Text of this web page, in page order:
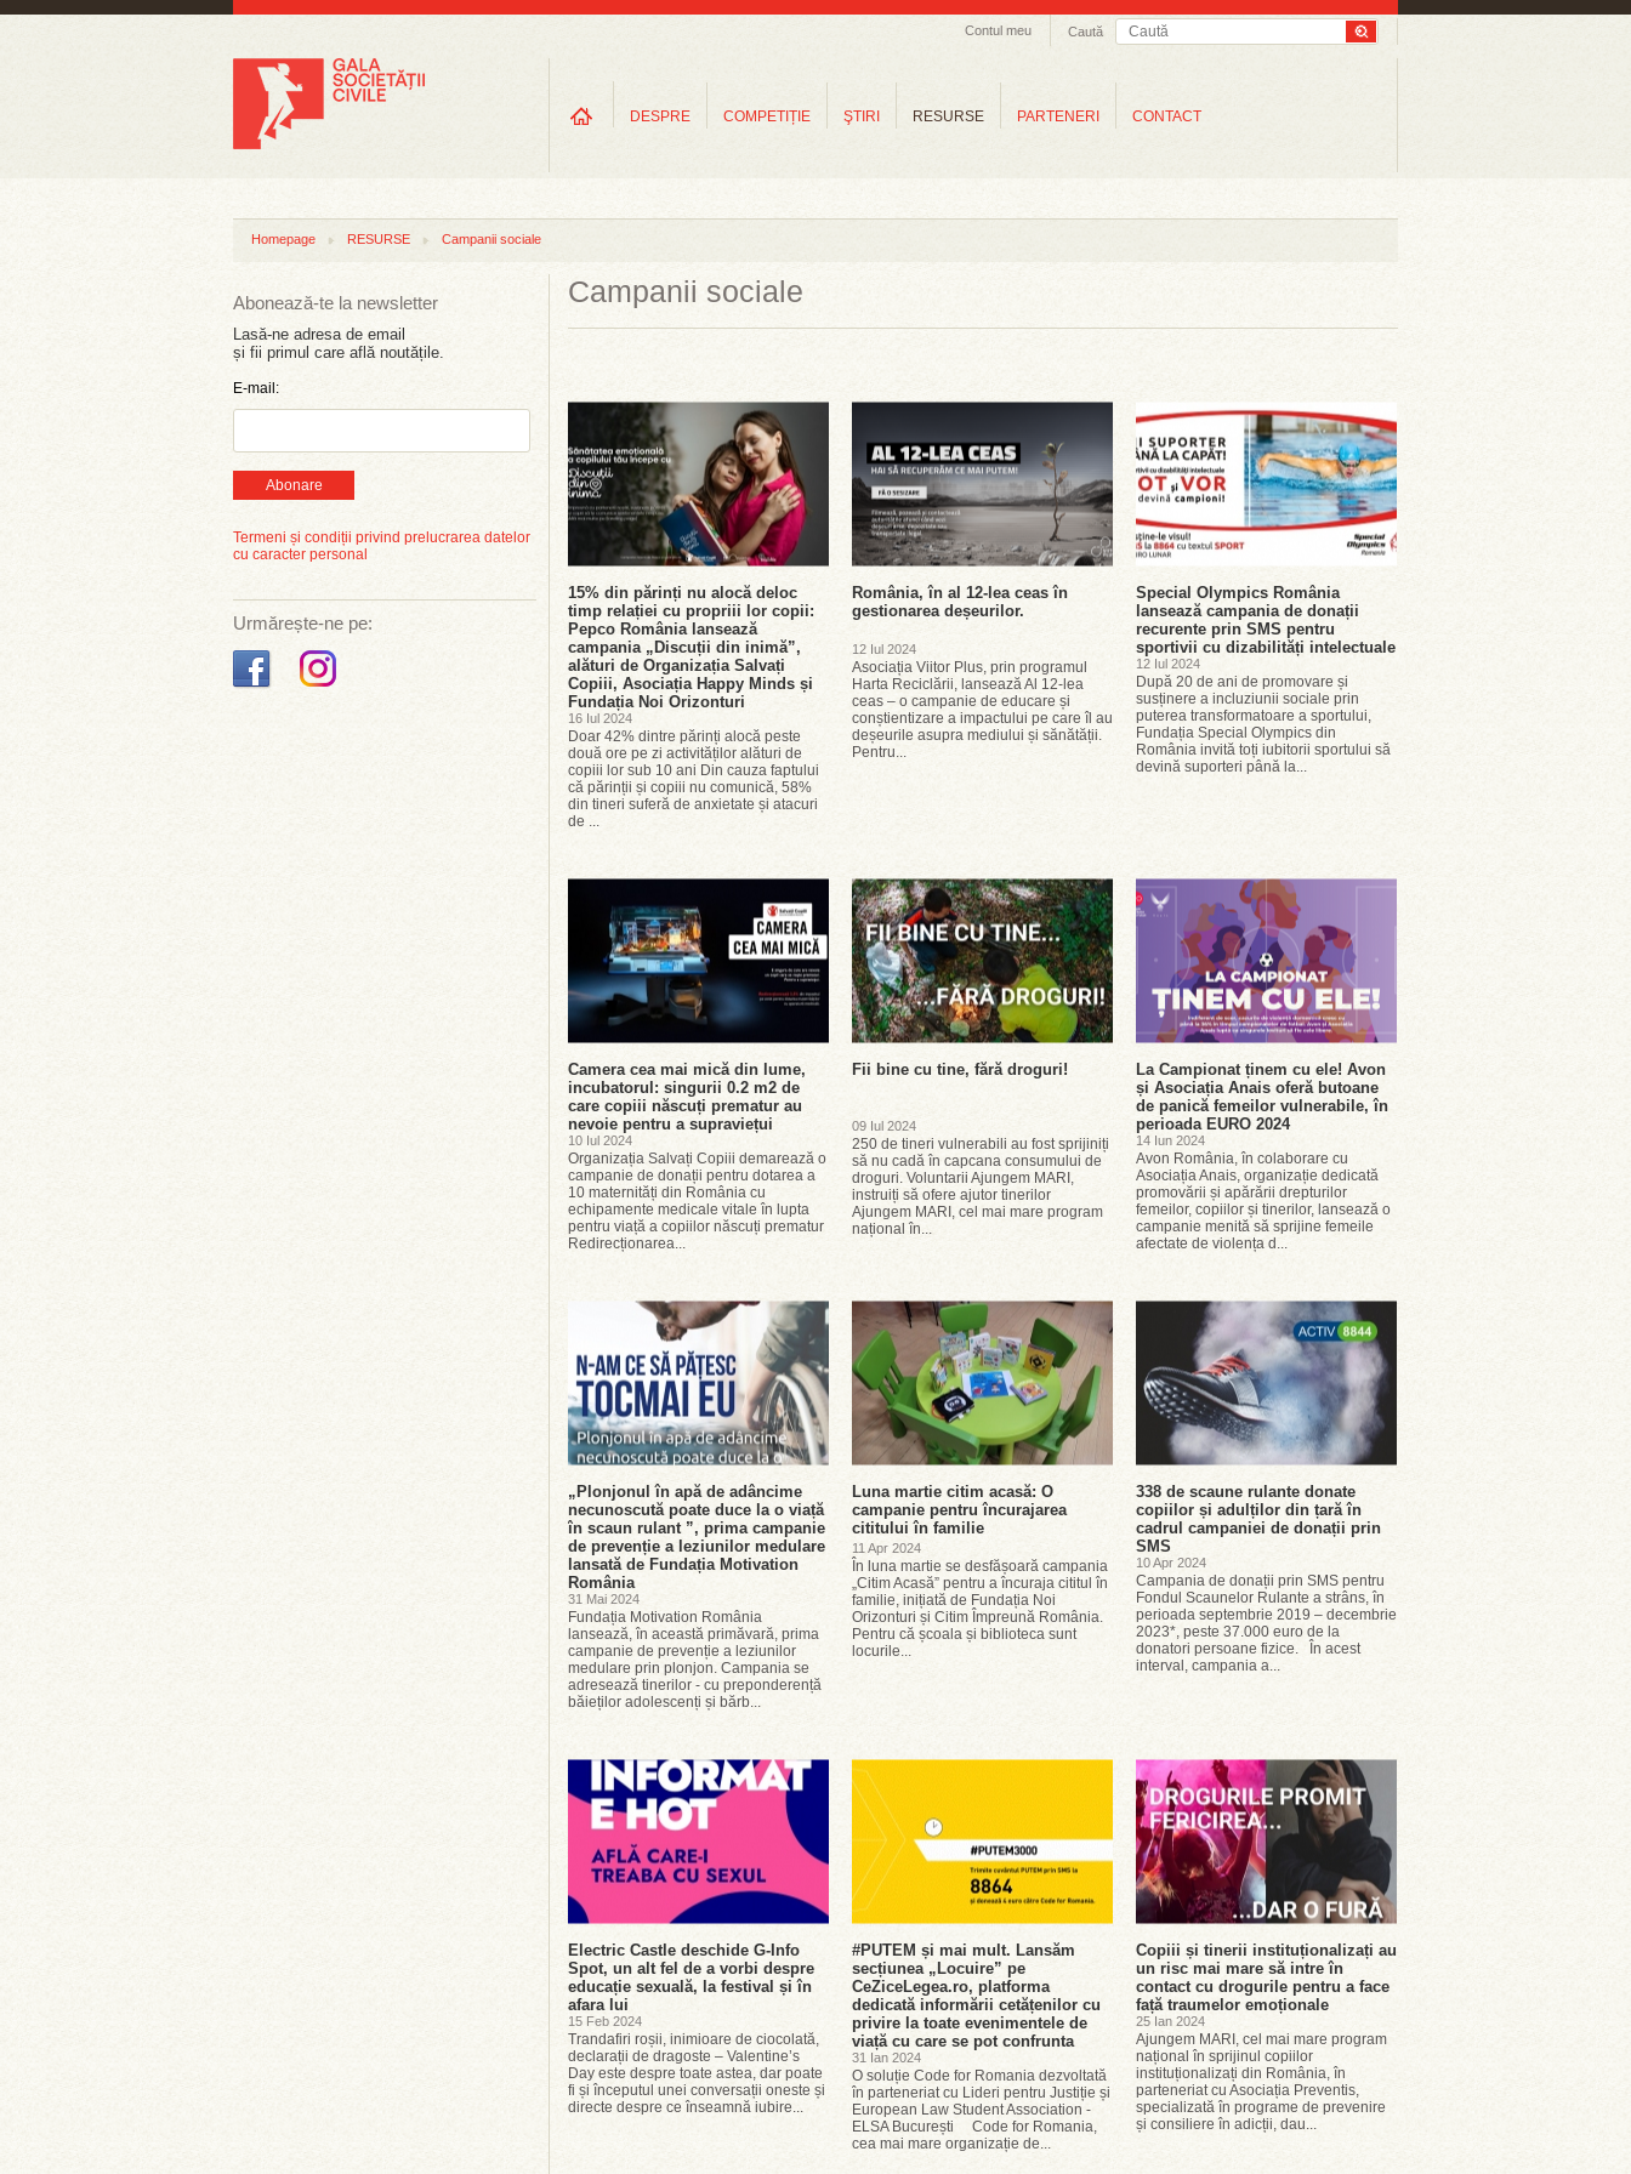
Caută
Contul meu
DESPRE COMPETIȚIE ŞTIRI RESURSE PARTENERI CONTACT
Homepage RESURSE Campanii sociale
Abonează-te la newsletter
Lasă-ne adresa de email
și fii primul care află noutățile.
E-mail:
Abonare
Termeni și condiții privind prelucrarea datelor
cu caracter personal
Urmărește-ne pe:
Campanii sociale
15% din părinți nu alocă deloc
timp relației cu propriii lor copii:
Pepco România lansează
campania „Discuții din inimă”,
alături de Organizația Salvați
Copiii, Asociația Happy Minds și
Fundația Noi Orizonturi
16 Iul 2024
Doar 42% dintre părinți alocă peste
două ore pe zi activităților alături de
copiii lor sub 10 ani Din cauza faptului
că părinții și copiii nu comunică, 58%
din tineri suferă de anxietate și atacuri
de ...
România, în al 12-lea ceas în
gestionarea deșeurilor.
12 Iul 2024
Asociația Viitor Plus, prin programul
Harta Reciclării, lansează Al 12-lea
ceas – o campanie de educare și
conștientizare a impactului pe care îl au
deșeurile asupra mediului și sănătății.
Pentru...
Special Olympics România
lansează campania de donații
recurente prin SMS pentru
sportivii cu dizabilități intelectuale
12 Iul 2024
După 20 de ani de promovare și
susținere a incluziunii sociale prin
puterea transformatoare a sportului,
Fundația Special Olympics din
România invită toți iubitorii sportului să
devină suporteri până la...
Camera cea mai mică din lume,
incubatorul: singurii 0.2 m2 de
care copiii născuți prematur au
nevoie pentru a supraviețui
10 Iul 2024
Organizația Salvați Copiii demarează o
campanie de donații pentru dotarea a
10 maternități din România cu
echipamente medicale vitale în lupta
pentru viață a copiilor născuți prematur
Redirecționarea...
Fii bine cu tine, fără droguri!
09 Iul 2024
250 de tineri vulnerabili au fost sprijiniți
să nu cadă în capcana consumului de
droguri. Voluntarii Ajungem MARI,
instruiți să ofere ajutor tinerilor
Ajungem MARI, cel mai mare program
național în...
La Campionat ținem cu ele! Avon
și Asociația Anais oferă butoane
de panică femeilor vulnerabile, în
perioada EURO 2024
14 Iun 2024
Avon România, în colaborare cu
Asociația Anais, organizație dedicată
promovării și apărării drepturilor
femeilor, copiilor și tinerilor, lansează o
campanie menită să sprijine femeile
afectate de violența d...
„Plonjonul în apă de adâncime
necunoscută poate duce la o viață
în scaun rulant ”, prima campanie
de prevenție a leziunilor medulare
lansată de Fundația Motivation
România
31 Mai 2024
Fundația Motivation România
lansează, în această primăvară, prima
campanie de prevenție a leziunilor
medulare prin plonjon. Campania se
adresează tinerilor - cu preponderență
băieților adolescenți și bărb...
Luna martie citim acasă: O
campanie pentru încurajarea
cititului în familie
11 Apr 2024
În luna martie se desfășoară campania
„Citim Acasă” pentru a încuraja cititul în
familie, inițiată de Fundația Noi
Orizonturi și Citim Împreună România.
Pentru că școala și biblioteca sunt
locurile...
338 de scaune rulante donate
copiilor și adulților din țară în
cadrul campaniei de donații prin
SMS
10 Apr 2024
Campania de donații prin SMS pentru
Fondul Scaunelor Rulante a strâns, în
perioada septembrie 2019 – decembrie
2023*, peste 37.000 euro de la
donatori persoane fizice. În acest
interval, campania a...
Electric Castle deschide G-Info
Spot, un alt fel de a vorbi despre
educație sexuală, la festival și în
afara lui
15 Feb 2024
Trandafiri roșii, inimioare de ciocolată,
declarații de dragoste – Valentine’s
Day este despre toate astea, dar poate
fi și începutul unei conversații oneste și
directe despre ce înseamnă iubire...
#PUTEM și mai mult. Lansăm
secțiunea „Locuire” pe
CeZiceLegea.ro, platforma
dedicată informării cetățenilor cu
privire la toate evenimentele de
viață cu care se pot confrunta
31 Ian 2024
O soluție Code for Romania dezvoltată
în parteneriat cu Lideri pentru Justiție și
European Law Student Association -
ELSA București Code for Romania,
cea mai mare organizație de...
Copiii și tinerii instituționalizați au
un risc mai mare să intre în
contact cu drogurile pentru a face
față traumelor emoționale
25 Ian 2024
Ajungem MARI, cel mai mare program
național în sprijinul copiilor
instituționalizați din România, în
parteneriat cu Asociația Preventis,
specializată în programe de prevenire
și consiliere în adicții, dau...